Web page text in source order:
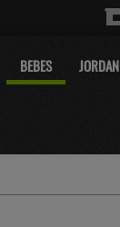
BEBES JORDAN